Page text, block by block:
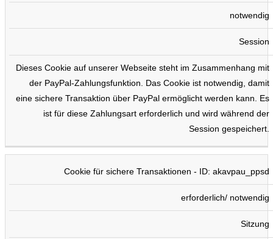
notwendig
Session
Dieses Cookie auf unserer Webseite steht im Zusammenhang mit
der PayPal-Zahlungsfunktion. Das Cookie ist notwendig, damit
eine sichere Transaktion über PayPal ermöglicht werden kann. Es
ist für diese Zahlungsart erforderlich und wird während der
Session gespeichert.
Cookie für sichere Transaktionen - ID: akavpau_ppsd
erforderlich/ notwendig
Sitzung